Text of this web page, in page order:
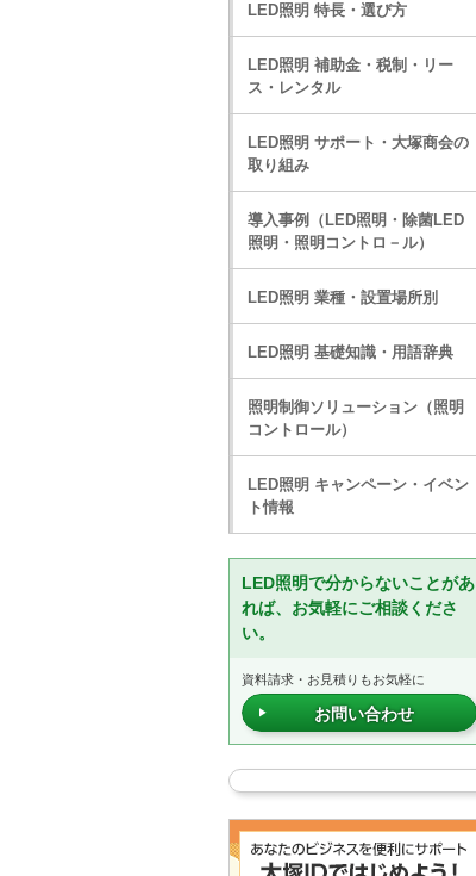
LED照明 特長・選び方
LED照明 補助金・税制・リー
ス・レンタル
LED照明 サポート・大塚商会の
取り組み
導入事例（LED照明・除菌LED
照明・照明コントロ－ル）
LED照明 業種・設置場所別
LED照明 基礎知識・用語辞典
照明制御ソリューション（照明
コントロール）
LED照明 キャンペーン・イベン
ト情報
LED照明で分からないことがあ
れば、お気軽にご相談くださ
い。
資料請求・お見積りもお気軽に
お問い合わせ